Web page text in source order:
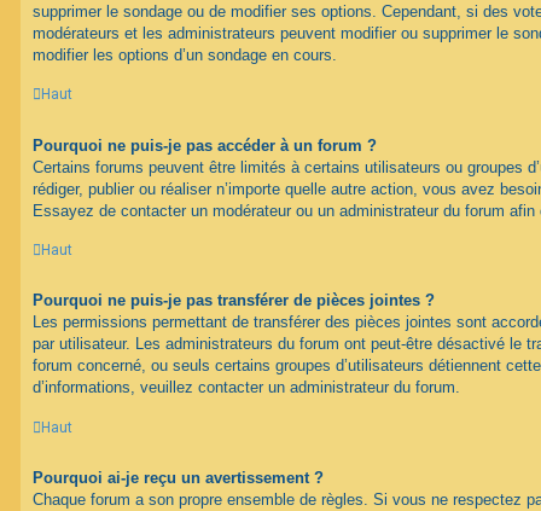
supprimer le sondage ou de modifier ses options. Cependant, si des
modérateurs et les administrateurs peuvent modifier ou supprimer le
modifier les options d’un sondage en cours.
Haut
Pourquoi ne puis-je pas accéder à un forum ?
Certains forums peuvent être limités à certains utilisateurs ou groupes
rédiger, publier ou réaliser n’importe quelle autre action, vous avez
Essayez de contacter un modérateur ou un administrateur du forum
Haut
Pourquoi ne puis-je pas transférer de pièces jointes ?
Les permissions permettant de transférer des pièces jointes sont
par utilisateur. Les administrateurs du forum ont peut-être désactivé le
forum concerné, ou seuls certains groupes d’utilisateurs détiennent
d’informations, veuillez contacter un administrateur du forum.
Haut
Pourquoi ai-je reçu un avertissement ?
Chaque forum a son propre ensemble de règles. Si vous ne respectez